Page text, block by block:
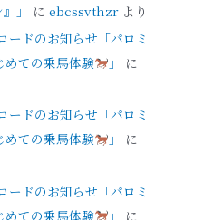
」
にebcssvthzr より
ードのお知らせ「パロミ
めての乗馬体験
」
に
ードのお知らせ「パロミ
めての乗馬体験
」
に
ードのお知らせ「パロミ
めての乗馬体験
」
に